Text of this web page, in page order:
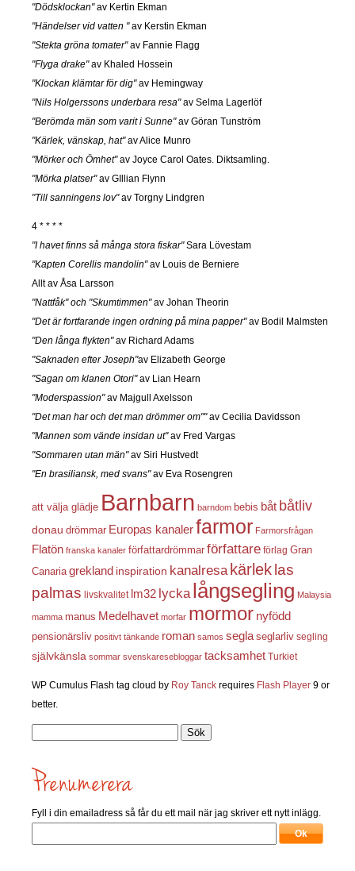
"Dödsklockan"av Kertin Ekman
"Händelser vid vatten "av Kerstin Ekman
"Stekta gröna tomater"av Fannie Flagg
"Flyga drake"av Khaled Hossein
"Klockan klämtar för dig"av Hemingway
"Nils Holgerssons underbara resa"av Selma Lagerlöf
"Berömda män som varit i Sunne"av Göran Tunström
"Kärlek, vänskap, hat"av Alice Munro
"Mörker och Ömhet"av Joyce Carol Oates. Diktsamling.
"Mörka platser"av GIllian Flynn
"Till sanningens lov"av Torgny Lindgren
4 * * * *
"I havet finns så många stora fiskar"Sara Lövestam
"Kapten Corellis mandolin"av Louis de Berniere
Allt av Åsa Larsson
"Nattfåk" och "Skumtimmen"av Johan Theorin
"Det är fortfarande ingen ordning på mina papper"av Bodil Malmsten
"Den långa flykten"av Richard Adams
"Saknaden efter Joseph"av Elizabeth George
"Sagan om klanen Otori"av Lian Hearn
"Moderspassion"av Majgull Axelsson
"Det man har och det man drömmer om""av Cecilia Davidsson
"Mannen som vände insidan ut"av Fred Vargas
"Sommaren utan män"av Siri Hustvedt
"En brasiliansk, med svans"av Eva Rosengren
att välja glädje Barnbarn barndom bebis båt båtliv
donau drömmar Europas kanalerfarmor Farmorsfrågan
Flatön franska kanaler författardrömmar författare förlag Gran
Canaria grekland inspiration kanalresa kärleklas
palmas livskvalitet lm32 lycka långsegling Malaysia
mamma manus Medelhavet morfar mormor nyfödd
pensionärsliv positivt tänkande roman samos segla seglarliv segling
självkänsla sommar svenskaresebloggar tacksamhet Turkiet
WP Cumulus Flash tag cloud by Roy Tanck requires Flash Player 9 or
better.
Fyll i din emailadress så får du ett mail när jag skriver ett nytt inlägg.